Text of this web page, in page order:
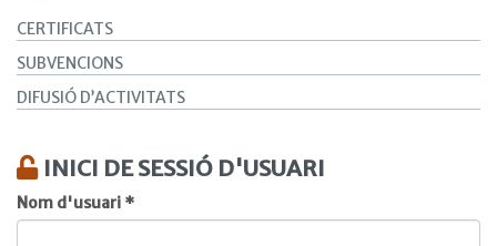
CERTIFICATS
SUBVENCIONS
DIFUSIÓ D’ACTIVITATS
INICI DE SESSIÓ D'USUARI
Nom d'usuari *